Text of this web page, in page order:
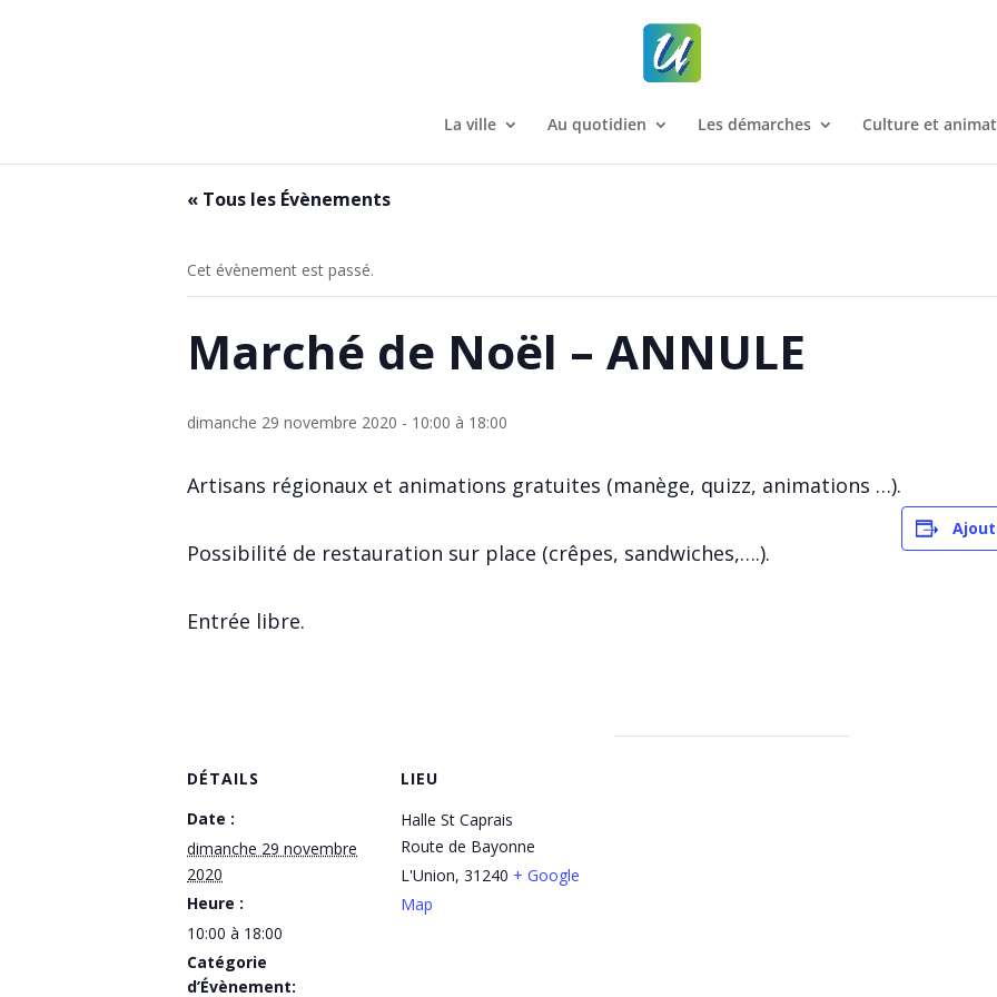
La ville Au quotidien Les démarches Culture et
« Tous les Évènements
Cet évènement est passé.
Marché de Noël – ANNULE
dimanche 29 novembre 2020 - 10:00 à 18:00
Artisans régionaux et animations gratuites (manège, quizz, animations …).
Possibilité de restauration sur place (crêpes, sandwiches,….).
Entrée libre.
DÉTAILS
Date :
dimanche 29 novembre
2020
Heure :
10:00 à 18:00
Catégorie
d’Évènement:
LIEU
Halle St Caprais
Route de Bayonne
L'Union, 31240 + Google
Map